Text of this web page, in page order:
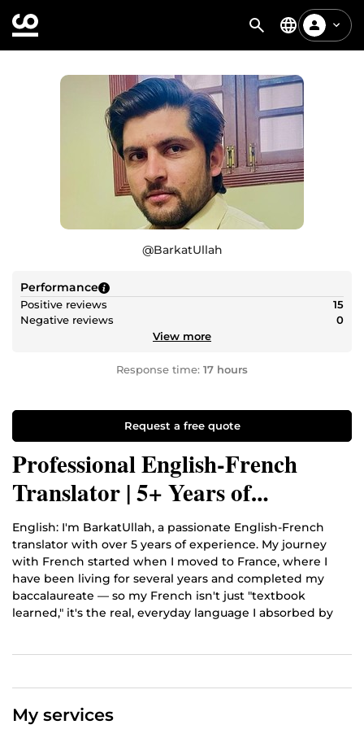
@BarkatUllah
Performance
Positive reviews
15
Negative reviews
0
View more
Response time: 17 hours
Request a free quote
Professional English-French
Translator | 5+ Years of
Experience
English: I'm BarkatUllah, a passionate English-French
translator with over 5 years of experience. My journey
with French started when I moved to France, where I
have been living for several years and completed my
baccalaureate — so my French isn't just "textbook
learned," it's the real, everyday language I absorbed by
every project seriously, no matter how big or small. You
My services